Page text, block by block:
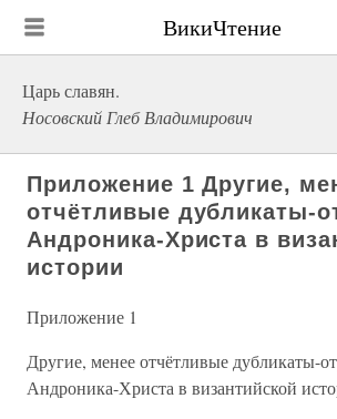
ВикиЧтение
Царь славян.
Носовский Глеб Владимирович
Приложение 1 Другие,
отчётливые дубликаты-
Андроника-Христа в
истории
Приложение 1
Другие, менее отчётливые дубликаты-
Андроника-Христа в византийской